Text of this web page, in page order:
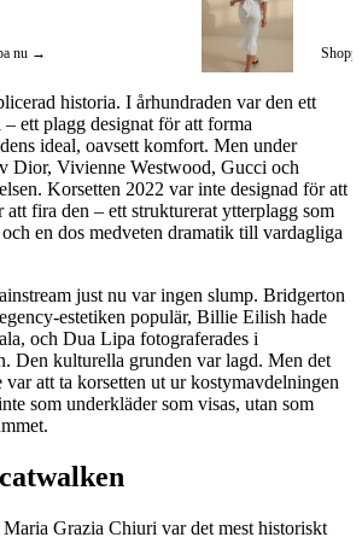
nu →
historia. I århundraden var den ett
ett plagg designat för att forma
ideal, oavsett komfort. Men under
Dior, Vivienne Westwood, Gucci och
Korsetten 2022 var inte designad för att
fira den – ett strukturerat ytterplagg som
en dos medveten dramatik till vardagliga
just nu var ingen slump. Bridgerton
estetiken populär, Billie Eilish hade
och Dua Lipa fotograferades i
Den kulturella grunden var lagd. Men det
var att ta korsetten ut ur kostymavdelningen
som underkläder som visas, utan som
Maria Grazia Chiuri var det mest historiskt